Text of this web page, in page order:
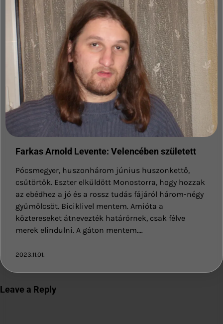
Farkas Arnold Levente: Velencében született
Pócsmegyer, huszonhárom június huszonkettő,
csütörtök. Eszter elküldött Monostorra, hogy hozzak
az ebédhez a jó és a rossz tudás fájáról három-négy
gyümölcsöt. Biciklivel mentem. Amióta a
köztereseket átnevezték határőrnek, csak félve
merek elindulni. A gáton mentem.…
2023.11.01.
Leave a Reply